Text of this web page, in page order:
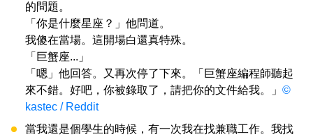
的問題。
「你是什麼星座？」他問道。
我傻在當場。這開場白還真特殊。
「巨蟹座...」
「嗯」他回答。又再次停了下來。「巨蟹座編程師聽起
來不錯。好吧，你被錄取了，請把你的文件給我。」 ©
kastec / Reddit
當我還是個學生的時候，有一次我在找兼職工作。我找